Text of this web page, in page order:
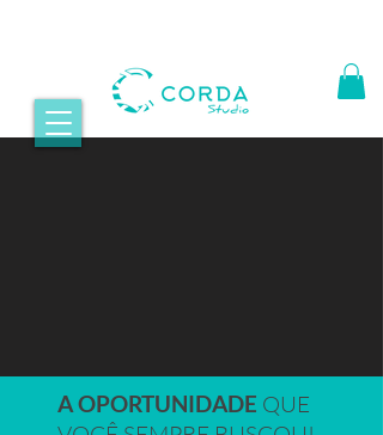
A OPORTUNIDADE QUE